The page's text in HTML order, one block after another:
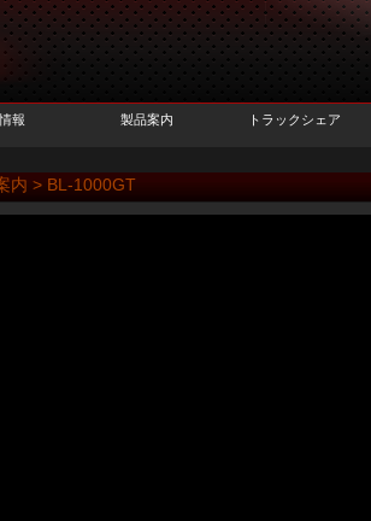
報 製品案内 トラックシェア
内 > BL-1000GT